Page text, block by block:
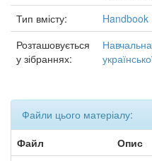
Тип вмісту:
Handbook
Розташовується
у зібраннях:
Файли цього матеріалу:
Файл
Опис